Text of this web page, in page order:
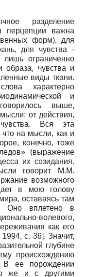
разделение
перцепции важна
форм), для
для чувства -
лишь ограниченно
образа, чувства и
виды ткани.
характерно
и
выше,
от действия,
Вся эта
что на мысли, как и
конечно, тоже
(выражение
их созидания.
говорит М.М.
возможного
в мою голову
оставаясь там
Оно вплетено в
волевого,
как его
1994, с. 36]. Значит,
глубине
происхождению
В ее порождении
же и с другими